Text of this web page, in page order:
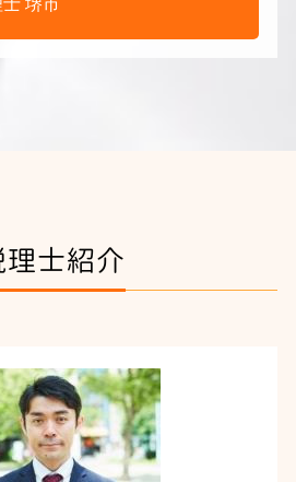
堺市
理士紹介